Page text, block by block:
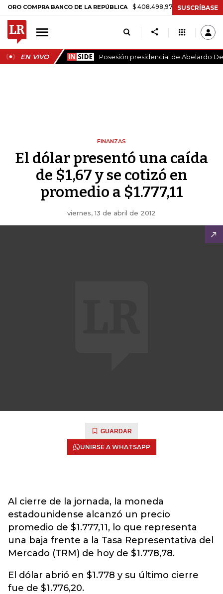
COMPRA BANCO DE LA REPÚBLICA $ 408.498,97 +$ 8.753,81 +2,19%
SUSCRÍBASE
EN VIVO Posesión presidencial de Abelardo
FINANZAS
El dólar presentó una caída
de $1,67 y se cotizó en
promedio a $1.777,11
viernes, 13 de abril de 2012
GUARDAR
UNIRSE A WHATSAPP
Al cierre de la jornada, la moneda
estadounidense alcanzó un precio
promedio de $1.777,11, lo que representa
una baja frente a la Tasa Representativa del
Mercado (TRM) de hoy de $1.778,78.
El dólar abrió en $1.778 y su último cierre
fue de $1.776,20.